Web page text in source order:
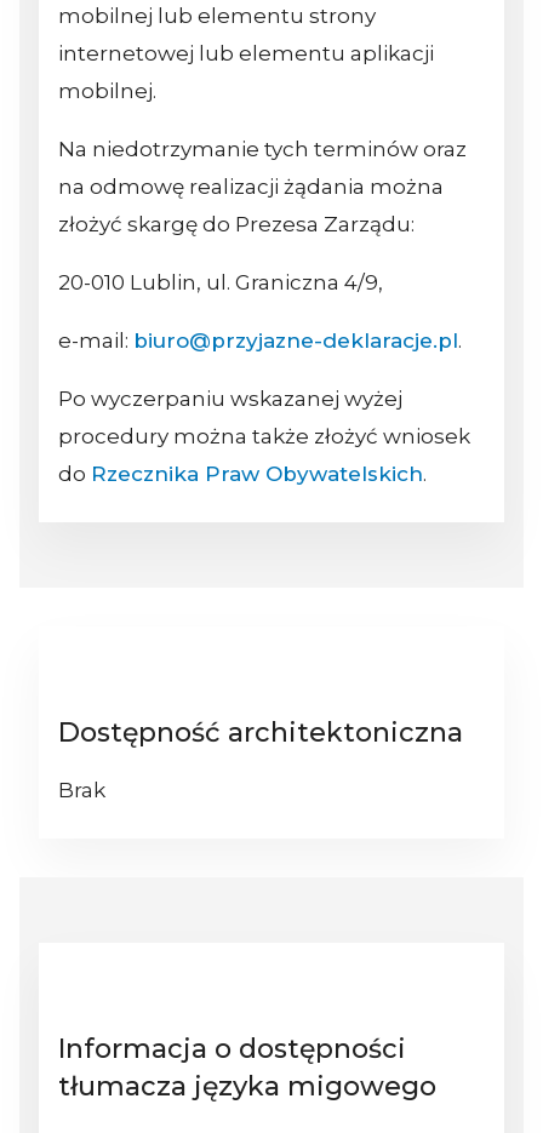
mobilnej lub elementu strony
internetowej lub elementu aplikacji
mobilnej.
Na niedotrzymanie tych terminów oraz
na odmowę realizacji żądania można
złożyć skargę do Prezesa Zarządu:
20-010 Lublin, ul. Graniczna 4/9,
e-mail: biuro@przyjazne-deklaracje.pl.
Po wyczerpaniu wskazanej wyżej
procedury można także złożyć wniosek
do Rzecznika Praw Obywatelskich.
Dostępność architektoniczna
Brak
Informacja o dostępności
tłumacza języka migowego